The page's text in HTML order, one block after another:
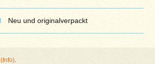
Neu und originalverpackt
(Info)